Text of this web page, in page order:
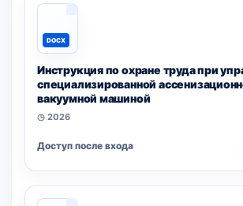
DOCX
Инструкция по охране труда при
специализированной
вакуумной машиной
◷ 2026
Доступ после входа